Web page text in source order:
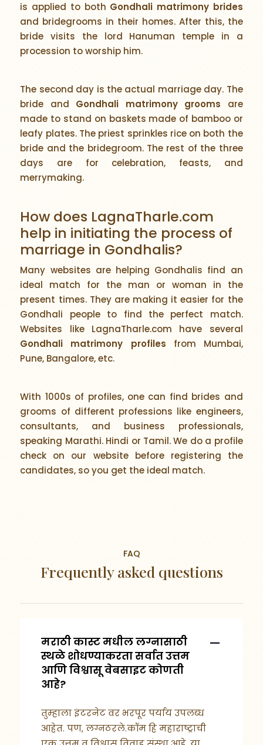
is applied to both Gondhali matrimony brides
and bridegrooms in their homes. After this, the
bride visits the lord Hanuman temple in a
procession to worship him.
The second day is the actual marriage day. The
bride and Gondhali matrimony grooms are
made to stand on baskets made of bamboo or
leafy plates. The priest sprinkles rice on both the
bride and the bridegroom. The rest of the three
days are for celebration, feasts, and
merrymaking.
How does LagnaTharle.com
help in initiating the process of
marriage in Gondhalis?
Many websites are helping Gondhalis find an
ideal match for the man or woman in the
present times. They are making it easier for the
Gondhali people to find the perfect match.
Websites like LagnaTharle.com have several
Gondhali matrimony profiles from Mumbai,
Pune, Bangalore, etc.
With 1000s of profiles, one can find brides and
grooms of different professions like engineers,
consultants, and business professionals,
speaking Marathi. Hindi or Tamil. We do a profile
check on our website before registering the
candidates, so you get the ideal match.
FAQ
Frequently asked questions
मराठी कास्ट मधील लग्नासाठी
स्थळे शोधण्याकरता सर्वात उत्तम
आणि विश्वासू वेबसाइट कोणती
आहे?
तुम्हाला इंटरनेट वर भरपूर पर्याय उपलब्ध
आहेत. पण, लग्नठरले.कॉम हि महाराष्ट्राची